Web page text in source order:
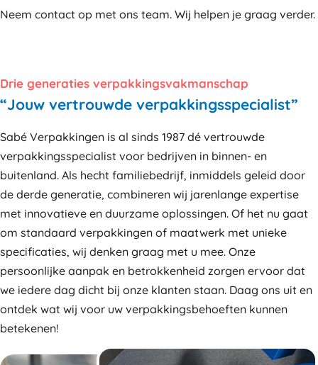
Neem contact op met ons team. Wij helpen je graag verder.
Drie generaties verpakkingsvakmanschap
“Jouw vertrouwde verpakkingsspecialist”
Sabé Verpakkingen is al sinds 1987 dé vertrouwde
verpakkingsspecialist voor bedrijven in binnen- en
buitenland. Als hecht familiebedrijf, inmiddels geleid door
de derde generatie, combineren wij jarenlange expertise
met innovatieve en duurzame oplossingen. Of het nu gaat
om standaard verpakkingen of maatwerk met unieke
specificaties, wij denken graag met u mee. Onze
persoonlijke aanpak en betrokkenheid zorgen ervoor dat
we iedere dag dicht bij onze klanten staan. Daag ons uit en
ontdek wat wij voor uw verpakkingsbehoeften kunnen
betekenen!